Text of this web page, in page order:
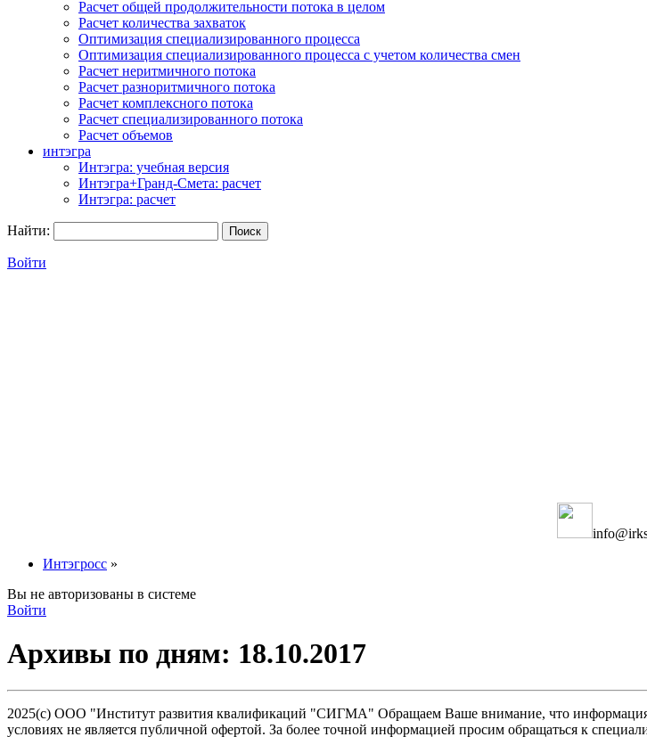
Расчет общей продолжительности потока в целом
Расчет количества захваток
Оптимизация специализированного процесса
Оптимизация специализированного процесса с учетом количества смен
Расчет неритмичного потока
Расчет разноритмичного потока
Расчет комплексного потока
Расчет специализированного потока
Расчет объемов
интэгра
Интэгра: учебная версия
Интэгра+Гранд-Смета: расчет
Интэгра: расчет
Найти:
Войти
Интэгросс »
Вы не авторизованы в системе
Войти
Архивы по дням: 18.10.2017
2025(с) ООО "Институт развития квалификаций "СИГМА" Обращаем Ваше внимание, что
условиях не является публичной офертой. За более точной информацией просим обращаться к